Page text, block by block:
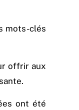
mots-clés
offrir aux
ont été